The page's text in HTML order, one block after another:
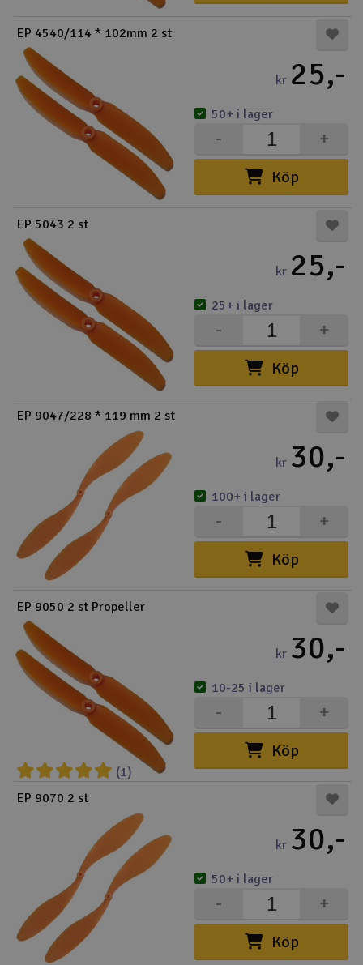
EP 4540/114 * 102mm 2 st
kr 25,-
Köp
+
-
50+ i lager
EP 5043 2 st
kr 25,-
Köp
+
-
25+ i lager
EP 9047/228 * 119 mm 2 st
kr 30,-
Köp
+
-
100+ i lager
EP 9050 2 st Propeller
(1)
kr 30,-
Köp
+
-
10-25 i lager
EP 9070 2 st
kr 30,-
Köp
+
-
50+ i lager